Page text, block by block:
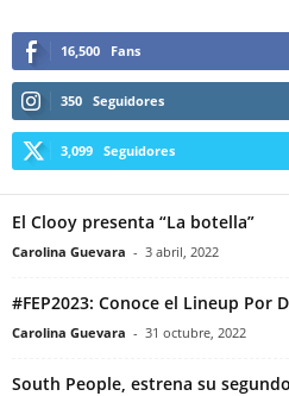
16,500 Fans
350 Seguidores
3,099 Seguidores
El Clooy presenta “La botella”
Carolina Guevara - 3 abril, 2022
#FEP2023: Conoce el Lineup Por
Carolina Guevara - 31 octubre, 2022
South People, estrena su segundo